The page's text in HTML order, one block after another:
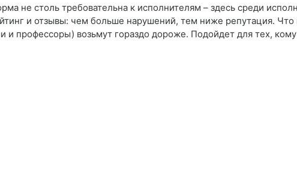
не столь требовательна к исполнителям – здесь среди
и отзывы: чем больше нарушений, тем ниже репутация.
и профессоры) возьмут гораздо дороже. Подойдет для тех,